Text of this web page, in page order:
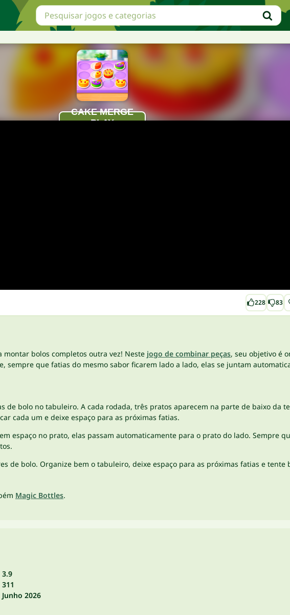
228 83
bolos completos outra vez! Neste jogo de combinar peças, seu objetivo é
sempre que fatias do mesmo sabor ficarem lado a lado, elas se juntam
de bolo no tabuleiro. A cada rodada, três pratos aparecem na parte de baixo da
cada um e deixe espaço para as próximas fatias.
espaço no prato, elas passam automaticamente para o prato do lado. Sempre
de bolo. Organize bem o tabuleiro, deixe espaço para as próximas fatias e tente
Magic Bottles.
3.9
311
Junho 2026